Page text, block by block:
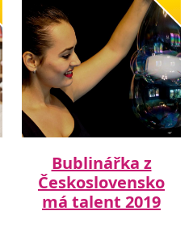
Bublinářka z
Československo
má talent 2019